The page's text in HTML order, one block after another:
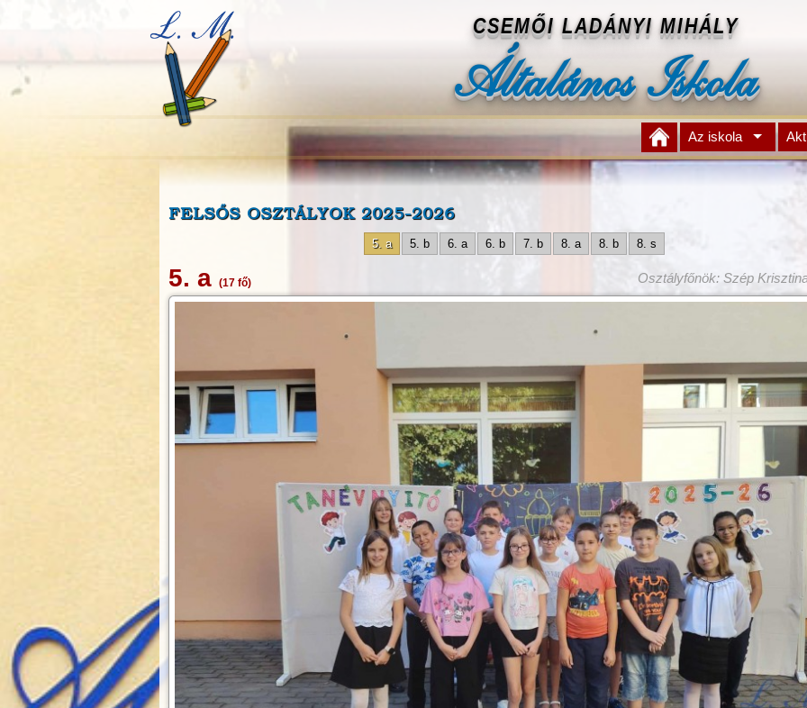
CSEMŐI LADÁNYI MIHÁLY
Általános Iskola
Az iskola
FELSŐS OSZTÁLYOK 2025-2026
5. a 5. b 6. a 6. b 7. b 8. a 8. b 8. s
5. a (17 fő) Osztályfőnök: Szép